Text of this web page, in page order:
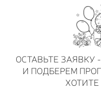
ОСТАВЬТЕ
И ПОДБЕРЕМ